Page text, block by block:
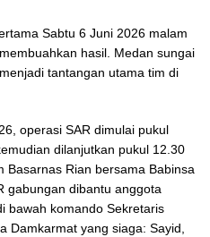
Sabtu 6 Juni 2026 malam
hasil. Medan sungai
tantangan utama tim di
operasi SAR dimulai pukul
dilanjutkan pukul 12.30
Basarnas Rian bersama Babinsa
gabungan dibantu anggota
bawah komando Sekretaris
Damkarmat yang siaga: Sayid,